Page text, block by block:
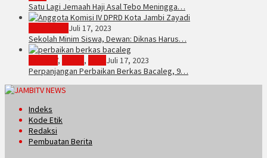
Satu Lagi Jemaah Haji Asal Tebo Meningga…
Juli 17, 2023
Sekolah Minim Siswa, Dewan: Diknas Harus…
, ,
Juli 17, 2023
Perpanjangan Perbaikan Berkas Bacaleg, 9…
Indeks
Kode Etik
Redaksi
Pembuatan Berita